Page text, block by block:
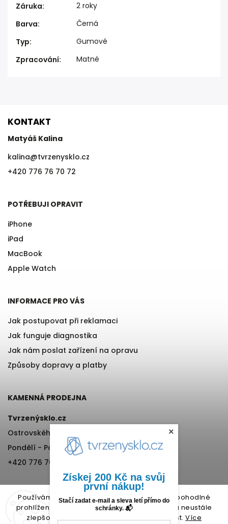
Používáme cookies, abychom Vám umožnili pohodlné
prohlížení webu a díky analýze provozu webu neustále
zlepšovali jeho funkce, výkon a použitelnost. Více
Záruka:
2 roky
Barva:
Černá
Typ:
Gumové
Zpracování: Matné
KONTAKT
Matyáš Kalina
kalina@tvrzenysklo.cz
+420 776 76 70 72
POTŘEBUJI OPRAVIT
iPhone
iPad
MacBook
Apple Watch
INFORMACE PRO VÁS
Jak postupovat při reklamaci
Jak funguje diagnostika
Jak nám poslat zařízení na opravu
Způsoby dopravy a platby
KAMENNÁ PRODEJNA
Tvrzenýsklo.cz
Ostrovského 971/11, Praha 5
Pondělí - Pátek, 12:00-17:00
+420 776 76 70 72
×
Získej 200 Kč na svůj
první nákup!
Stačí zadat e-mail a sleva letí přímo do
schránky. 📬